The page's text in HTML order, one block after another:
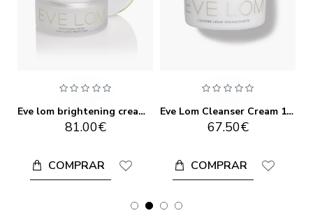
Eve lom brightening cream 50 ml
81.00€
COMPRAR
Eve Lom Cleanser Cream 100ml
67.50€
COMPRAR